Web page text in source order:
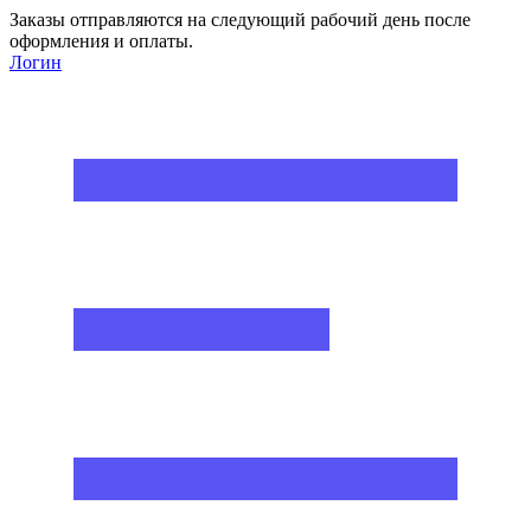
Заказы отправляются на следующий рабочий день после
оформления и оплаты.
Логин